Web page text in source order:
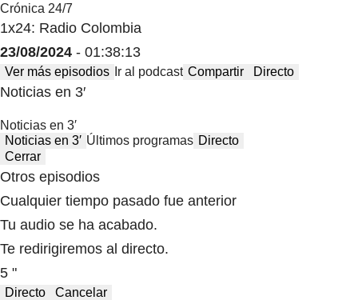
Crónica 24/7
1x24: Radio Colombia
23/08/2024 - 01:38:13
Ver más episodios Ir al podcast Compartir Directo
Noticias en 3′
Noticias en 3′
Noticias en 3′ Últimos programas Directo
Cerrar
Otros episodios
Cualquier tiempo pasado fue anterior
Tu audio se ha acabado.
Te redirigiremos al directo.
5 "
Directo
Cancelar